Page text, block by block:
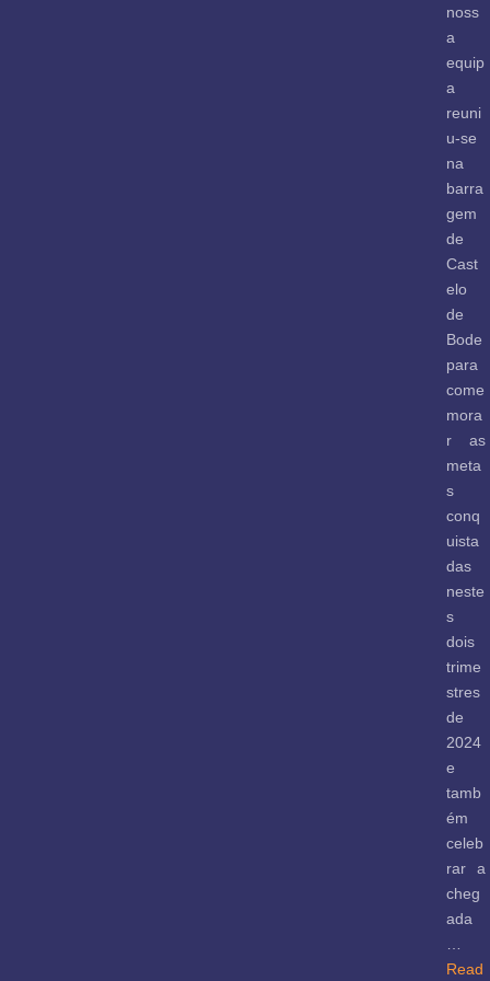
noss
a
equip
a
reuni
u-se
na
barra
gem
de
Cast
elo
de
Bode
para
come
mora
r as
meta
s
conq
uista
das
neste
s
dois
trime
stres
de
2024
e
tamb
ém
celeb
rar a
cheg
ada
Read